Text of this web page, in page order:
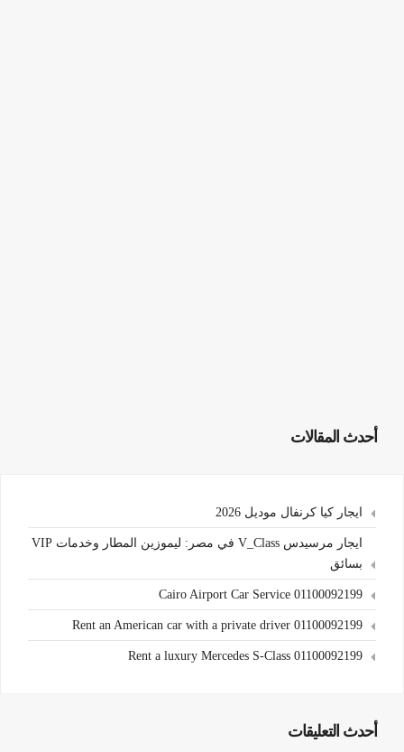
أحدث المقالات
ايجار كيا كرنفال موديل 2026
ايجار مرسيدس V_Class في مصر: ليموزين المطار وخدمات VIP
بسائق
Cairo Airport Car Service 01100092199
Rent an American car with a private driver 01100092199
Rent a luxury Mercedes S-Class 01100092199
أحدث التعليقات